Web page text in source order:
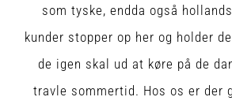
som tyske, endda også
kunder stopper op her og holder
de igen skal ud at køre på de
travle sommertid. Hos os er der